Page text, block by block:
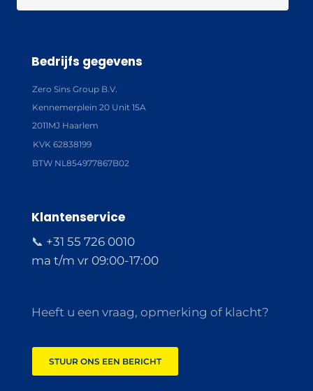
Bedrijfs gegevens
Zero Sins Group B.V.
Kennemerplein 20 Unit 15A
2011MJ Haarlem
KVK 62838199
BTW NL854977867B02
Klantenservice
📞 +31 55 726 0010
ma t/m vr 09:00-17:00
Heeft u een vraag, opmerking of klacht?
STUUR ONS EEN BERICHT